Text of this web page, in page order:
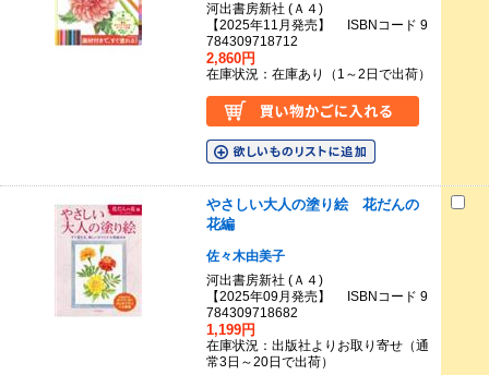
河出書房新社 (Ａ４)
【2025年11月発売】 ISBNコード 9
784309718712
2,860円
在庫状況：在庫あり（1～2日で出荷）
やさしい大人の塗り絵 花だんの
花編
佐々木由美子
河出書房新社 (Ａ４)
【2025年09月発売】 ISBNコード 9
784309718682
1,199円
在庫状況：出版社よりお取り寄せ（通
常3日～20日で出荷）